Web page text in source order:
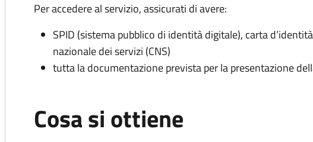
Per accedere al servizio, assicurati di avere:
SPID (sistema pubblico di identità digitale), carta
nazionale dei servizi (CNS)
tutta la documentazione prevista per la presentazione
Cosa si ottiene